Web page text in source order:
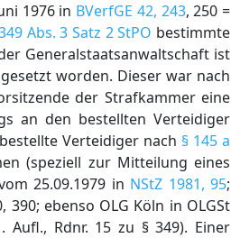
1976 in BVerfGE 42, 243, 250 =
Abs. 3 Satz 2 StPO bestimmte
Generalstaatsanwaltschaft ist
worden. Dieser war nach
der Strafkammer eine
an den bestellten Verteidiger
Verteidiger nach § 145 a
(speziell zur Mitteilung eines
25.09.1979 in NStZ 1981, 95;
ebenso OLG Köln in OLGSt
Aufl., Rdnr. 15 zu § 349). Einer